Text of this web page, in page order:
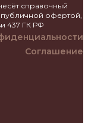
справочный
офертой,
437 ГК РФ
Соглашение